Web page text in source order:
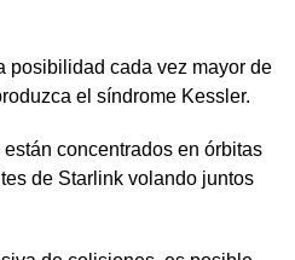
posibilidad cada vez mayor de
el síndrome Kessler.
concentrados en órbitas
de Starlink volando juntos